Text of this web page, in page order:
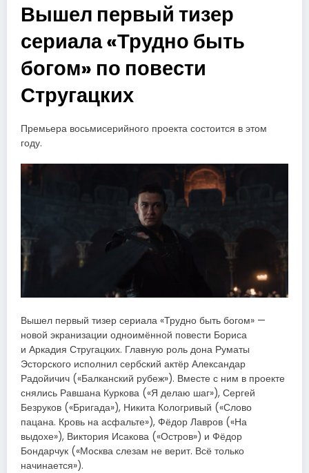
Вышел первый тизер
сериала «Трудно быть
богом» по повести
Стругацких
Премьера восьмисерийного проекта состоится в этом
году.
Вышел первый тизер сериала «Трудно быть богом» —
новой экранизации одноимённой повести Бориса
и Аркадия Стругацких. Главную роль дона Руматы
Эсторского исполнил сербский актёр Александар
Радойичич («Балканский рубеж»). Вместе с ним в проекте
снялись Равшана Куркова («Я делаю шаг»), Сергей
Безруков («Бригада»), Никита Кологривый («Слово
пацана. Кровь на асфальте»), Фёдор Лавров («На
выдохе»), Виктория Исакова («Остров») и Фёдор
Бондарчук («Москва слезам не верит. Всё только
начинается»).